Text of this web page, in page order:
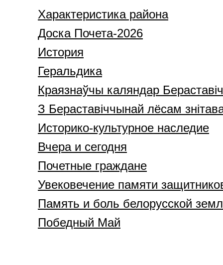
Характеристика района
Доска Почета-2026
История
Геральдика
Краязнаўчы каляндар
З Бераставіччынай лёсам
Историко-культурное наследие
Вчера и сегодня
Почетные граждане
Увековечение памяти
Память и боль белорусской
Победный Май